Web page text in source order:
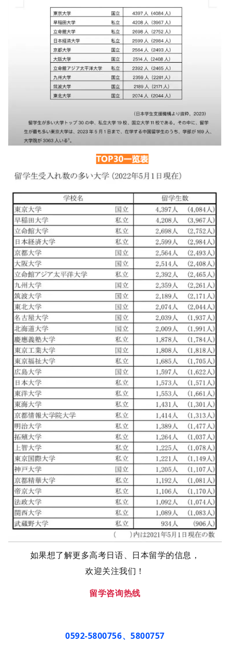
如果想了解更多高考日语、日本留学的信息，
欢迎关注我们！
留学咨询热线
0592-5800756、5800757